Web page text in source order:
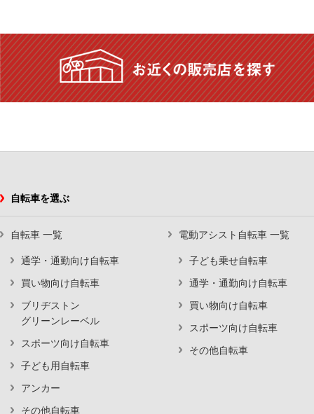
自転車を選ぶ
自転車 一覧
通学・通勤向け自転車
買い物向け自転車
ブリヂストン
グリーンレーベル
スポーツ向け自転車
子ども用自転車
アンカー
その他自転車
電動アシスト自転車 一覧
子ども乗せ自転車
通学・通勤向け自転車
買い物向け自転車
スポーツ向け自転車
その他自転車